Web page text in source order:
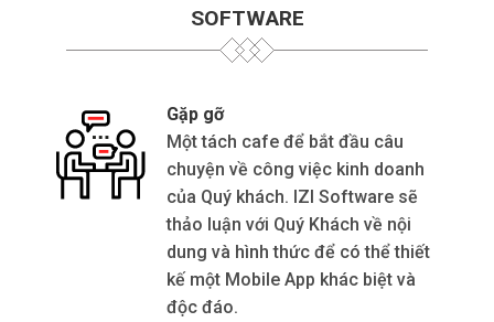
SOFTWARE
Gặp gỡ
Một tách cafe để bắt đầu câu
chuyện về công việc kinh doanh
của Quý khách. IZI Software sẽ
thảo luận với Quý Khách về nội
dung và hình thức để có thể thiết
kế một Mobile App khác biệt và
độc đáo.